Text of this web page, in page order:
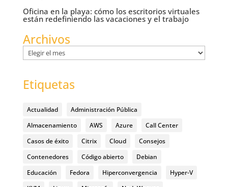
Oficina en la playa: cómo los escritorios virtuales
están redefiniendo las vacaciones y el trabajo
Archivos
Archivos
Etiquetas
Actualidad
Administración Pública
Almacenamiento
AWS Azure
Call Center
Casos de éxito
Citrix Cloud
Consejos
Contenedores
Código abierto
Debian
Educación
Fedora Hiperconvergencia
Hyper-V